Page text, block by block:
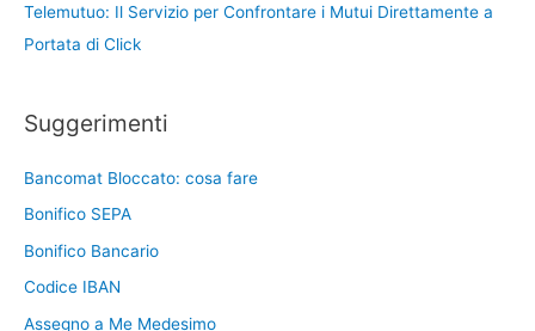
Telemutuo: Il Servizio per Confrontare i Mutui Direttamente a
Portata di Click
Suggerimenti
Bancomat Bloccato: cosa fare
Bonifico SEPA
Bonifico Bancario
Codice IBAN
Assegno a Me Medesimo